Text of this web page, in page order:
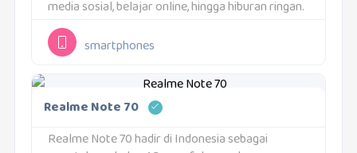
media sosial, belajar online, hingga hiburan ringan.
Fokus utamanya adalah memberikan pengalaman
stabil dan nyaman dalam pemakaian jangka
panjang.Untuk pasar...
smartphones
Realme Note 70
Realme Note 70 hadir di Indonesia sebagai